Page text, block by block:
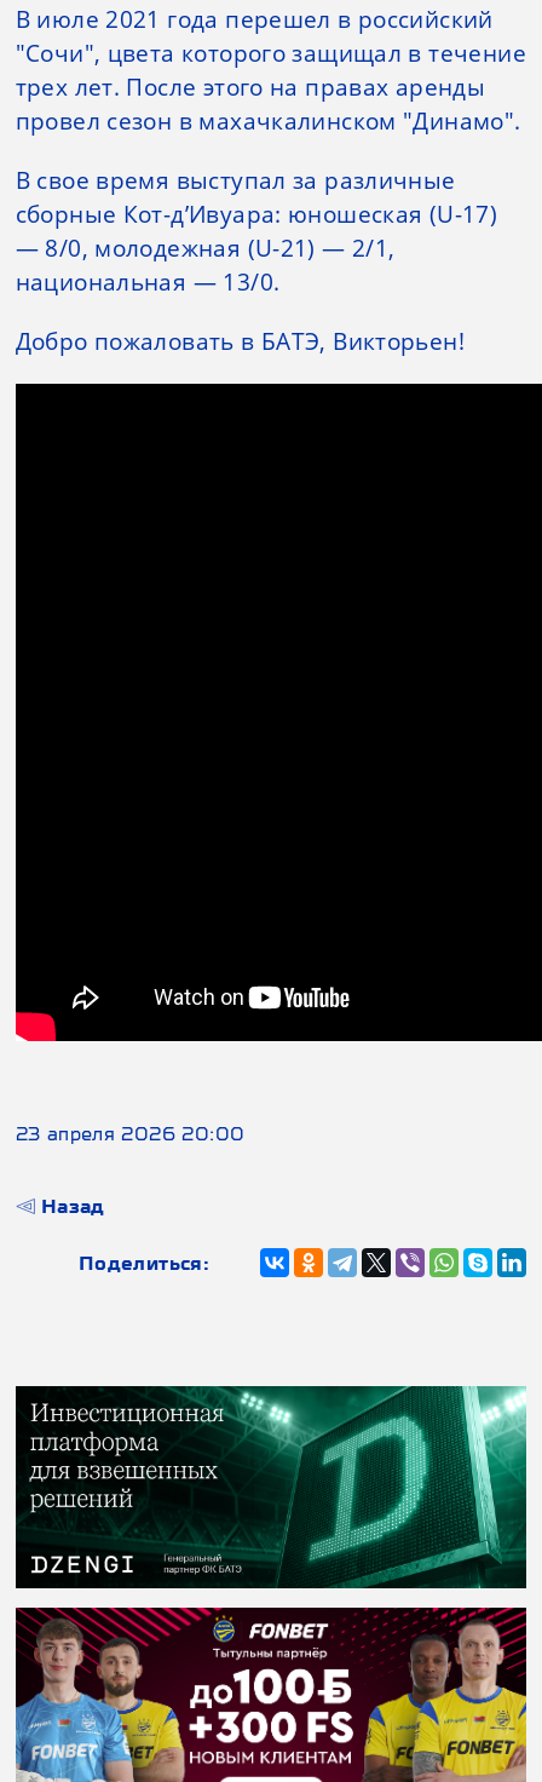
В июле 2021 года перешел в российский
"Сочи", цвета которого защищал в течение
трех лет. После этого на правах аренды
провел сезон в махачкалинском "Динамо".
В свое время выступал за различные
сборные Кот-д’Ивуара: юношеская (U-17)
— 8/0, молодежная (U-21) — 2/1,
национальная — 13/0.
Добро пожаловать в БАТЭ, Викторьен!
23 апреля 2026 20:00
Назад
Поделиться: